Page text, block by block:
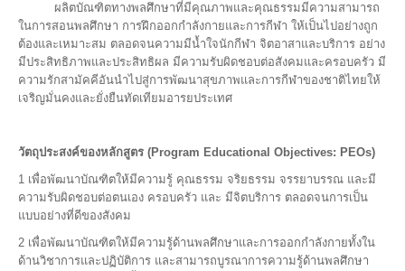
ผลิตบัณฑิตทางพลศึกษาที่มีคุณภาพและคุณธรรมมีความสามารถ
ในการสอนพลศึกษา การฝึกออกกำลังกายและการกีฬา ให้เป็นไปอย่างถูก
ต้องและเหมาะสม ตลอดจนความมีน้ำใจนักกีฬา จิตอาสาและบริการ อย่าง
มีประสิทธิภาพและประสิทธิผล มีความรับผิดชอบต่อสังคมและครอบครัว มี
ความรักสามัคคีอันนำไปสู่การพัฒนาสุขภาพและการกีฬาของชาติไทยให้
เจริญมั่นคงและยั่งยืนทัดเทียมอารยประเทศ
วัตถุประสงค์ของหลักสูตร (Program Educational Objectives: PEOs)
1 เพื่อพัฒนาบัณฑิตให้มีความรู้ คุณธรรม จริยธรรม จรรยาบรรณ และมี
ความรับผิดชอบต่อตนเอง ครอบครัว และ มีจิตบริการ ตลอดจนการเป็น
แบบอย่างที่ดีของสังคม
2 เพื่อพัฒนาบัณฑิตให้มีความรู้ด้านพลศึกษาและการออกกำลังกายทั้งใน
ด้านวิชาการและปฏิบัติการ และสามารถบูรณาการความรู้ด้านพลศึกษา